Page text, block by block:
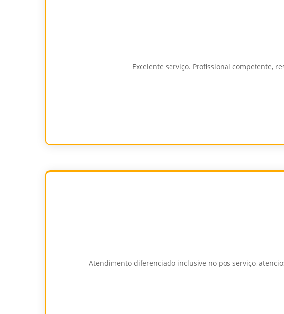
Excelente serviço. Profissional competente,
Atendimento diferenciado inclusive no pos serviço,